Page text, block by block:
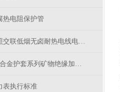
热电阻保护管
辐照交联低烟无卤耐热电线电缆的综合性能
825合金护套系列矿物绝缘加热电缆结构参数
表执行标准